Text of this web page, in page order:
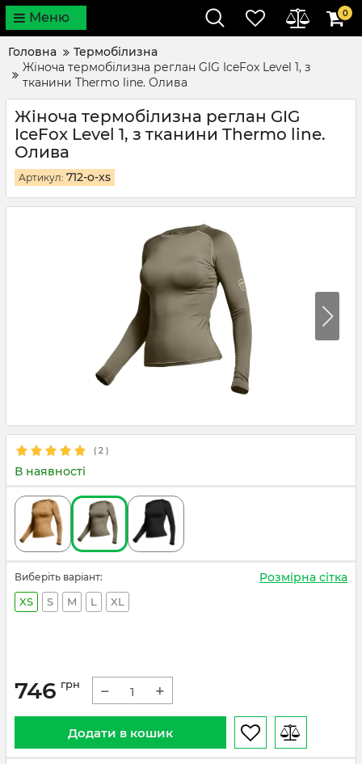
Меню 0
Головна
Термобілизна
Жіноча термобілизна реглан GIG IceFox Level 1, з
тканини Thermo line. Олива
Жіноча термобілизна реглан GIG
IceFox Level 1, з тканини Thermo line.
Олива
Артикул: 712-o-xs
( 2 )
В наявності
Виберіть варіант:
XS S M L XL
Розмірна сітка
746 грн − +
Додати в кошик